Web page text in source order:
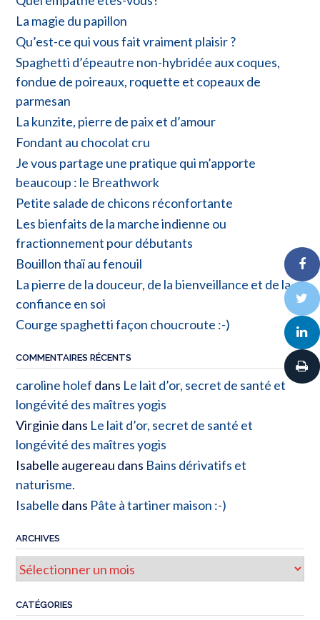
La magie du papillon
Qu’est-ce qui vous fait vraiment plaisir ?
Spaghetti d’épeautre non-hybridée aux coques,
fondue de poireaux, roquette et copeaux de
parmesan
La kunzite, pierre de paix et d’amour
Fondant au chocolat cru
Je vous partage une pratique qui m’apporte
beaucoup : le Breathwork
Petite salade de chicons réconfortante
Les bienfaits de la marche indienne ou
fractionnement pour débutants
Bouillon thaï au fenouil
La pierre de la douceur, de la bienveillance et de la
confiance en soi
Courge spaghetti façon choucroute :-)
COMMENTAIRES RÉCENTS
caroline holef dans Le lait d’or, secret de santé et
longévité des maîtres yogis
Virginie dans Le lait d’or, secret de santé et
longévité des maîtres yogis
Isabelle augereau dans Bains dérivatifs et
naturisme.
Isabelle dans Pâte à tartiner maison :-)
ARCHIVES
Archives
CATÉGORIES